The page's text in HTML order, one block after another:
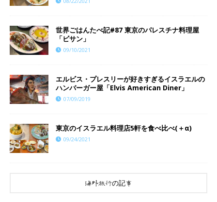
世界ごはんたべ記#87 東京のパレスチナ料理屋
「ビサン」
09/10/2021
エルビス・プレスリーが好きすぎるイスラエルの
ハンバーガー屋「Elvis American Diner」
07/09/2019
東京のイスラエル料理店5軒を食べ比べ(＋α)
09/24/2021
海外旅行の記事